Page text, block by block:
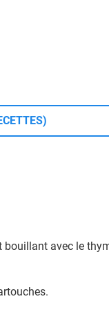
avec le